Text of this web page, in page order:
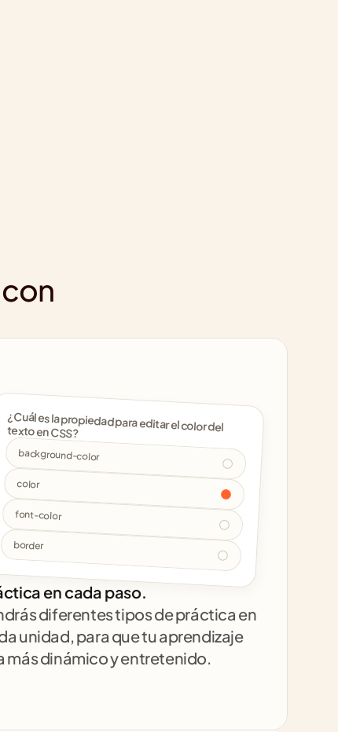
texto en CSS?
background-color
color
font-color
border
en cada paso.
diferentes tipos de práctica en
unidad, para que tu aprendizaje
más dinámico y entretenido.